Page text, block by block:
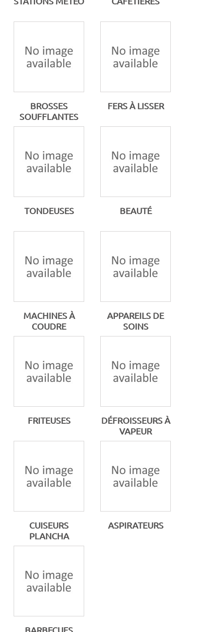
BROSSES
SOUFFLANTES
FERS À LISSER
TONDEUSES BEAUTÉ
MACHINES À
COUDRE
APPAREILS DE
SOINS
FRITEUSES
DÉFROISSEURS À
VAPEUR
CUISEURS
PLANCHA
ASPIRATEURS
BARBECUES